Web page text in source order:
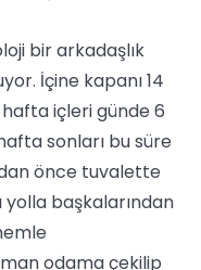
bir arkadaşlık
İçine kapanı 14
içleri günde 6
sonları bu süre
önce tuvalette
yolla başkalarından
odama çekilip